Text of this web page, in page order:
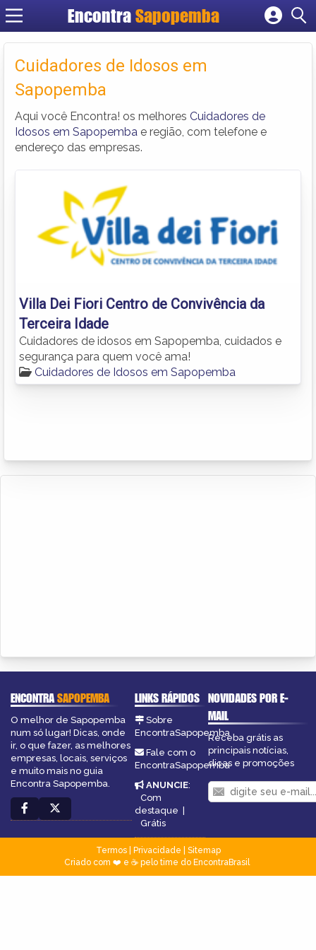
Encontra Sapopemba
Cadastrar empresa
Criar conta
Cuidadores de Idosos em
Sapopemba
Aqui você Encontra! os melhores Cuidadores de
Idosos em Sapopemba e região, com telefone e
endereço das empresas.
Villa Dei Fiori Centro de Convivência da
Terceira Idade
Cuidadores de idosos em Sapopemba, cuidados e
segurança para quem você ama!
Cuidadores de Idosos em Sapopemba
ENCONTRASAPOPEMBA
O melhor de Sapopemba
num só lugar! Dicas, onde
ir, o que fazer, as melhores
empresas, locais, serviços
e muito mais no guia
Encontra Sapopemba.
LINKS RÁPIDOS
Sobre
EncontraSapopemba
Fale com o
EncontraSapopemba
ANUNCIE:
Com
destaque |
Grátis
NOVIDADES POR E-
MAIL
Receba grátis as
principais notícias,
dicas e promoções
Termos| Privacidade
Sitemap
Criado com ❤️ e ☕ pelo time do EncontraBrasil